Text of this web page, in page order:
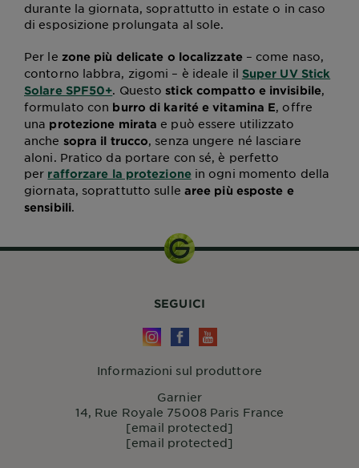
durante la giornata, soprattutto in estate o in caso
di esposizione prolungata al sole.
Per le zone più delicate o localizzate– come naso,
contorno labbra, zigomi – è ideale il Super UV Stick
Solare SPF50+. Questostick compatto e invisibile,
formulato con burro di karité e vitamina E, offre
una protezione mirata e può essere utilizzato
anche sopra il trucco, senza ungere né lasciare
aloni. Pratico da portare con sé, è perfetto
per rafforzare la protezionein ogni momento della
giornata, soprattutto sulle aree più esposte e
sensibili.
SEGUICI
Informazioni sul produttore
Garnier
14, Rue Royale 75008 Paris France
[email protected]
[email protected]